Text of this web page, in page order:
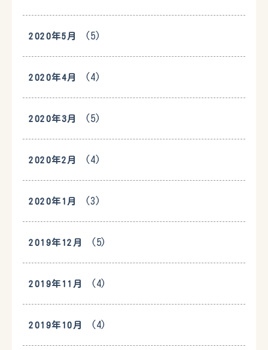
2020年5月 (5)
2020年4月 (4)
2020年3月 (5)
2020年2月 (4)
2020年1月 (3)
2019年12月 (5)
2019年11月 (4)
2019年10月 (4)